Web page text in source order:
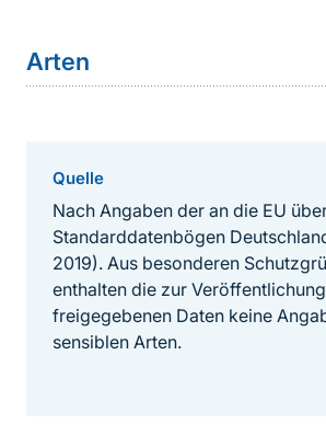
Arten
Quelle
Nach Angaben der an die EU
Standarddatenbögen
2019). Aus besonderen
enthalten die zur Veröffentlichung
freigegebenen Daten keine
sensiblen Arten.